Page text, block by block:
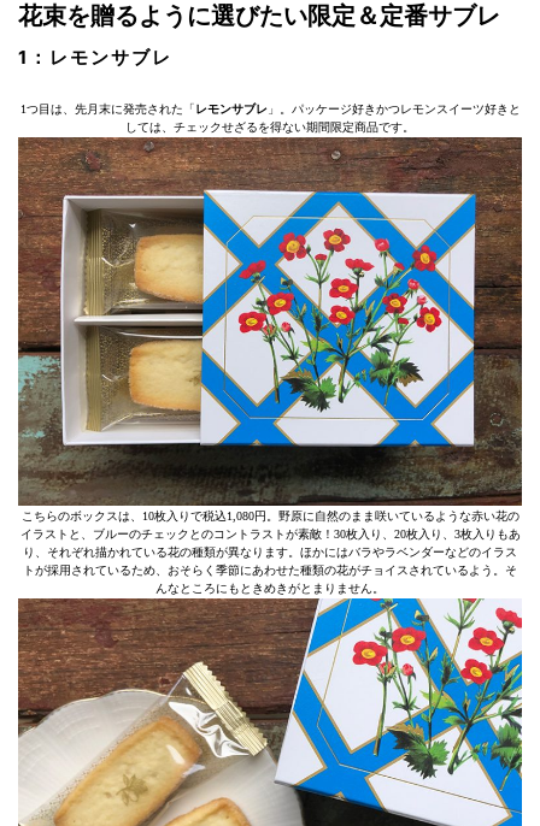
花束を贈るように選びたい限定＆定番サブレ
1：レモンサブレ
1つ目は、先月末に発売された「レモンサブレ」。パッケージ好きかつレモンスイーツ好きと
しては、チェックせざるを得ない期間限定商品です。
こちらのボックスは、10枚入りで税込1,080円。野原に自然のまま咲いているような赤い花の
イラストと、ブルーのチェックとのコントラストが素敵！30枚入り、20枚入り、3枚入りもあ
り、それぞれ描かれている花の種類が異なります。ほかにはバラやラベンダーなどのイラス
トが採用されているため、おそらく季節にあわせた種類の花がチョイスされているよう。そ
んなところにもときめきがとまりません。